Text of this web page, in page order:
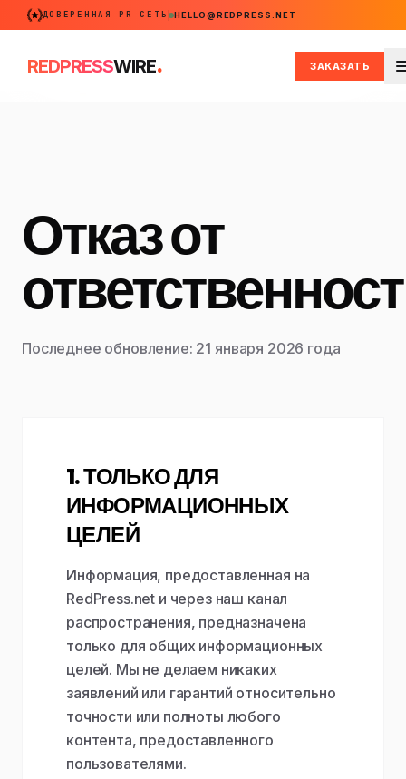
ДОВЕРЕННАЯ PR-СЕТЬ HELLO@REDPRESS.NET
REDPRESSWIRE. ЗАКАЗАТЬ
Отказ от
Последнее обновление: 21 января 2026 года
1. ТОЛЬКО ДЛЯ
ИНФОРМАЦИОННЫХ
ЦЕЛЕЙ
Информация, предоставленная на
RedPress.net и через наш канал
распространения, предназначена
только для общих информационных
целей. Мы не делаем никаких
заявлений или гарантий относительно
точности или полноты любого
контента, предоставленного
пользователями.